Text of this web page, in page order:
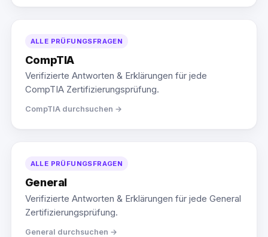
ALLE PRÜFUNGSFRAGEN
CompTIA
Verifizierte Antworten & Erklärungen für jede
CompTIA Zertifizierungsprüfung.
CompTIA durchsuchen →
ALLE PRÜFUNGSFRAGEN
General
Verifizierte Antworten & Erklärungen für jede General
Zertifizierungsprüfung.
General durchsuchen →